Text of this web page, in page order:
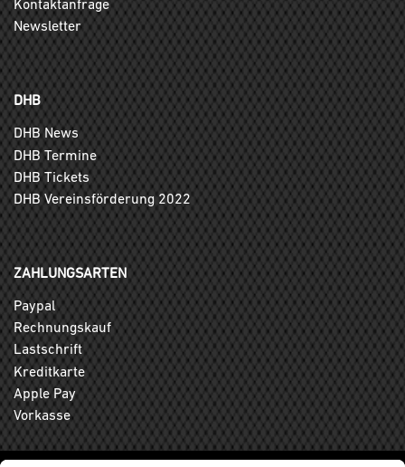
Kontaktanfrage
Newsletter
DHB
DHB News
DHB Termine
DHB Tickets
DHB Vereinsförderung 2022
ZAHLUNGSARTEN
Paypal
Rechnungskauf
Lastschrift
Kreditkarte
Apple Pay
Vorkasse